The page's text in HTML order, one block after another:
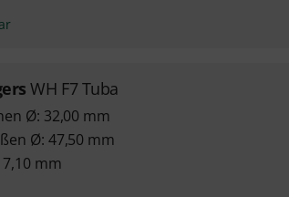
WH F7 Tuba
Ø: 32,00 mm
Ø: 47,50 mm
mm